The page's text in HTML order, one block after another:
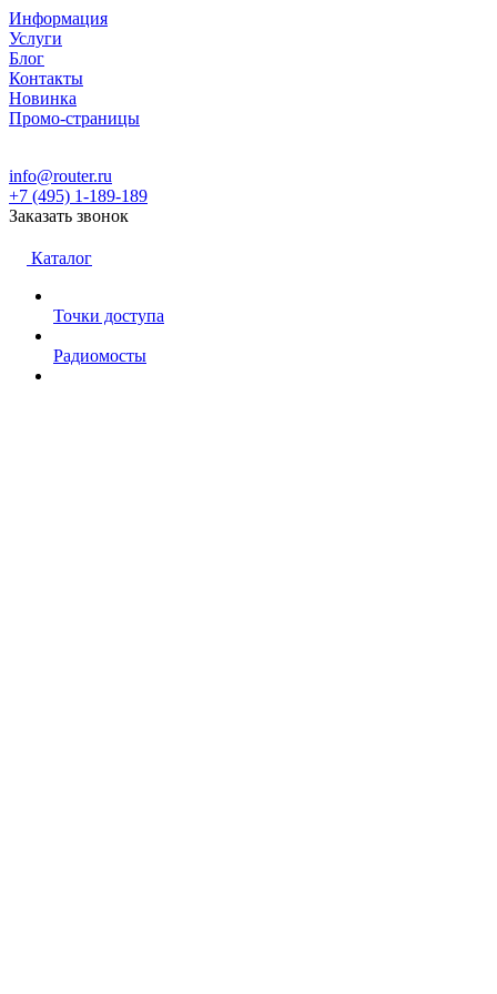
Информация
Услуги
Блог
Контакты
Новинка
Промо-страницы
info@router.ru
+7 (495) 1-189-189
Заказать звонок
Каталог
Точки доступа
Радиомосты